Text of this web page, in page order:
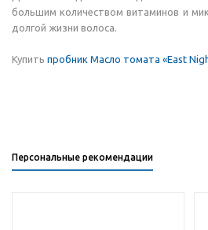
большим количеством витаминов и
долгой жизни волоса.
Купить пробник Масло томата «East
Персональные рекомендации